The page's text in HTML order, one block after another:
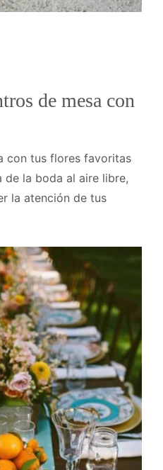
de mesa con
con tus flores favoritas
la boda al aire libre,
la atención de tus